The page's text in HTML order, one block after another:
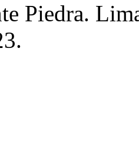
Piedra.